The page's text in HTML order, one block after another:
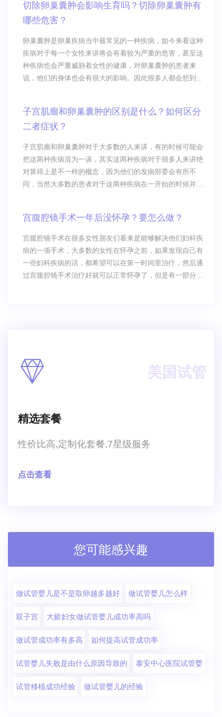
切除卵巢囊肿会影响生育吗？切除卵巢囊肿有
哪些危害？
卵巢囊肿是卵巢疾病当中最常见的一种疾病，如今来看这种
疾病对于每一个女性来讲将会有着较为严重的危害，甚至这
种疾病也会严重威胁着女性的健康，对卵巢囊肿的患者来
说，他们的身体也会有很大的影响。因此很多人都会想到通
定也会有一定的危害。切除卵巢囊肿会影响生育吗？切除卵
巢囊肿有哪些危害？卵巢囊肿是卵巢疾病当
子宫肌瘤和卵巢囊肿的区别是什么？如何区分
二者症状？
子宫肌瘤和卵巢囊肿对于大多数的人来讲，有的时候可能会
把这两种疾病混为一谈，其实这两种疾病对于很多人来讲绝
对算得上是不一样的概念，因为他们的发病部委会有所不
同，当然大多数的患者对于这两种疾病在一开始的时候并不
何区分二者症状？子宫肌瘤和卵巢囊肿对于大多数的人来
讲，有的时候可能会把这两种疾病混为一谈，
宫腹腔镜手术一年后没怀孕？要怎么做？
宫腹腔镜手术在很多女性朋友们看来是能够解决他们妇科疾
病的一项手术，大多数的女性在怀孕之前，如果发现自己有
一些妇科疾病的话，都希望可以在第一时间里治疗，然后通
过宫腹腔镜手术治疗好就可以正常怀孕了，但是有一部分的
美国试管
精选套餐
性价比高,定制化套餐,7星级服务
点击查看
您可能感兴趣
做试管婴儿是不是取卵越多越好 做试管婴儿怎么样
双子宫 大龄妇女做试管婴儿成功率高吗
做试管成功率有多高 如何提高试管成功率
试管婴儿失败是由什么原因导致的 泰安中心医院试管婴
试管移植成功经验 做试管婴儿的经验